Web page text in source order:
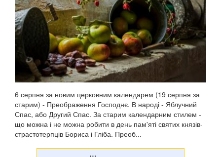
6 серпня за новим церковним календарем (19 серпня за
старим) - Преображення Господнє. В народі - Яблучний
Спас, або Другий Спас. За старим календарним стилем -
що можна і не можна робити в день пам'яті святих князів-
страстотерпців Бориса і Гліба. Преоб...